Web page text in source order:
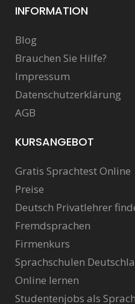
INFORMATION
Blog
Brauchen Sie Hilfe?
Impressum
Datenschutzerklärung
AGB
KURSANGEBOT
Gratis Sprachtest Online
Preise
Deutsch Privatlehrer
Fremdsprachen
Firmenkurs
Sprachschulen
Online lernen
Studentenjobs als